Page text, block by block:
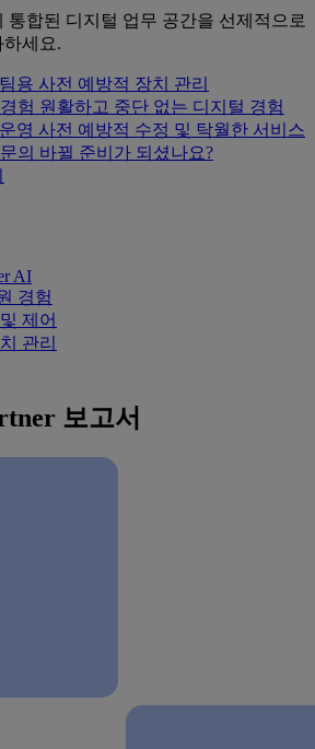
통합된 디지털 업무 공간을 선제적으로
세요.
용 사전 예방적 장치 관리
험 원활하고 중단 없는 디지털 경험
영 사전 예방적 수정 및 탁월한 서비스
의 바뀔 준비가 되셨나요?
AI
경험
제어
관리
보고서